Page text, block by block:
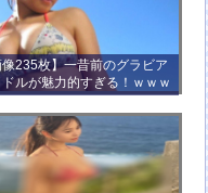
235枚】一昔前のグラビア
ドルが魅力的すぎる！ｗｗｗ